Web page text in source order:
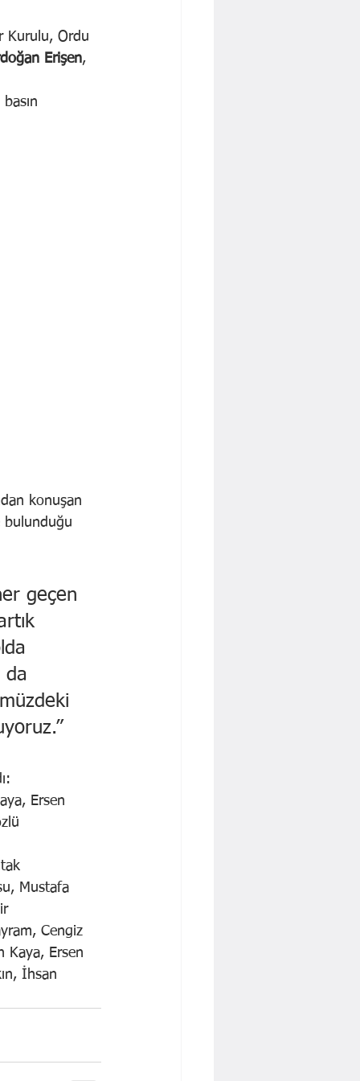
Kurulu, Ordu
Erişen,
konuşan
bulunduğu
geçen
da
Ersen
Mustafa
Cengiz
Kaya, Ersen
İhsan